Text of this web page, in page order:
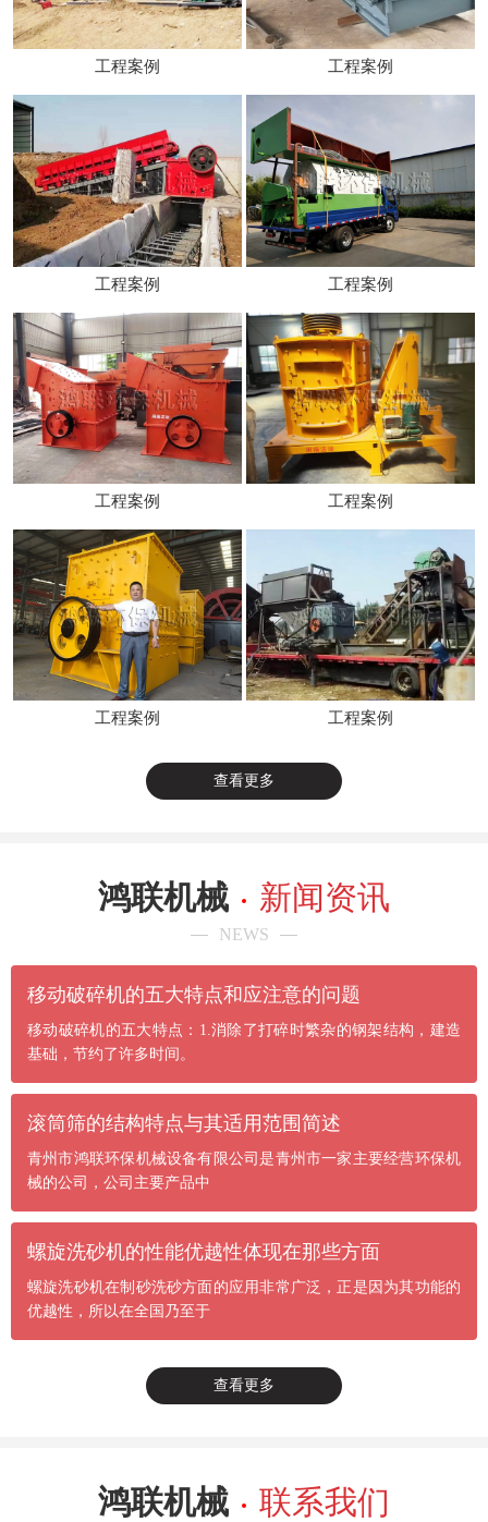
工程案例 工程案例
工程案例 工程案例
工程案例 工程案例
工程案例 工程案例
查看更多
鸿联机械 新闻资讯
NEWS
​移动破碎机的五大特点和应注意的问题
移动破碎机的五大特点：1.消除了打碎时繁杂的钢架结构，建造
基础，节约了许多时间。
滚筒筛的结构特点与其适用范围简述
青州市鸿联环保机械设备有限公司是青州市一家主要经营环保机
械的公司，公司主要产品中
螺旋洗砂机的性能优越性体现在那些方面
螺旋洗砂机在制砂洗砂方面的应用非常广泛，正是因为其功能的
优越性，所以在全国乃至于
查看更多
鸿联机械 联系我们